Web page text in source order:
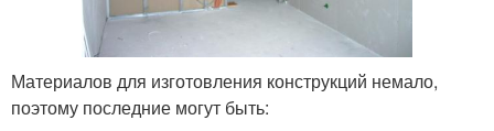
Материалов для изготовления конструкций немало,
поэтому последние могут быть: